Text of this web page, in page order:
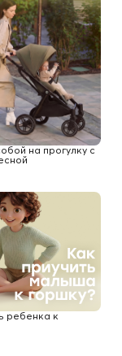
на прогулку с
ребенка к